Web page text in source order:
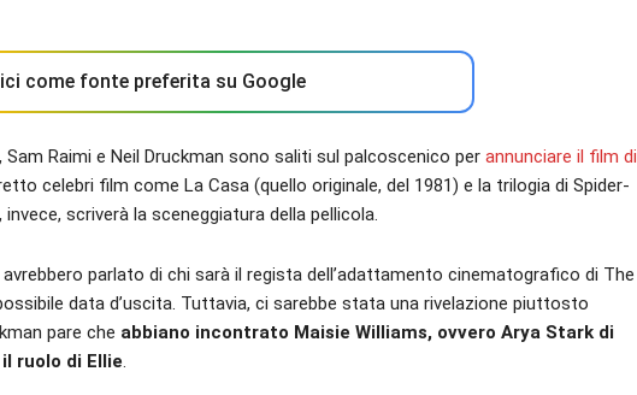
come fonte preferita su Google
Sam Raimi e Neil Druckman sono saliti sul palcoscenico per annunciare il film di
celebri film come La Casa (quello originale, del 1981) e la trilogia di Spider-
scriverà la sceneggiatura della pellicola.
parlato di chi sarà il regista dell’adattamento cinematografico di The
data d’uscita. Tuttavia, ci sarebbe stata una rivelazione piuttosto
pare che abbiano incontrato Maisie Williams, ovvero Arya Stark di
ruolo di Ellie.